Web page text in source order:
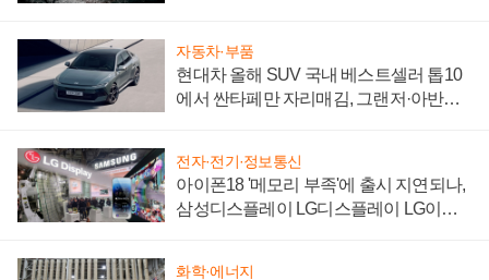
자동차·부품
현대차 올해 SUV 국내 베스트셀러 톱10
에서 싼타페만 자리매김, 그랜저·아반떼
전자·전기·정보통신
아이폰18 '메모리 부족'에 출시 지연되나,
삼성디스플레이 LG디스플레이 LG이노
화학·에너지